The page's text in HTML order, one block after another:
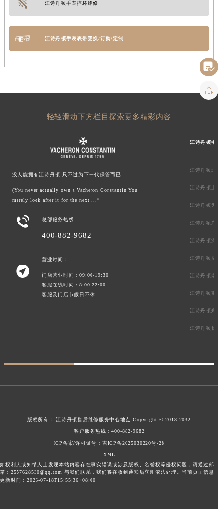
江诗丹顿手表摔坏维修
江诗丹顿手表表带更换/订购/定制
轻轻滑动下方栏目探索更多精彩内容
没人能拥有江诗丹顿,只不过为下一代保管而已
(You never actually own a Vacheron Constantin.You
merely look after it for the next ...”
 总部服务热线
400-882-9682

营业时间：
门店营业时间：09:00-19:30
客服在线时间：8:00-22:00
客服及门店节假日不休
江诗丹顿中
江诗丹顿北
江诗丹顿上
江诗丹顿天
江诗丹顿广
江诗丹顿深
江诗丹顿成
江诗丹顿南
江诗丹顿重
江诗丹顿郑
江诗丹顿长
版权所有： 江诗丹顿售后维修服务中心地点 Copyright © 2018-2032
客户服务热线： 400-882-9682
ICP备案/许可证号：吉ICP备2025030220号-28
XML
如权利人或知情人士发现本站内容存在事实错误或涉及版权、名誉权等侵权问题，请通过邮
箱：2557628530@qq.com 与我们联系，我们将在收到通知后立即依法处理。当前页面信息
更新时间：2026-07-18T15:55:36+08:00

